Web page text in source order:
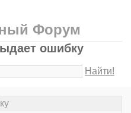
Форум
ошибку
Найти!